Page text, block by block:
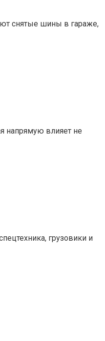
снятые шины в гараже,
напрямую влияет не
грузовики и